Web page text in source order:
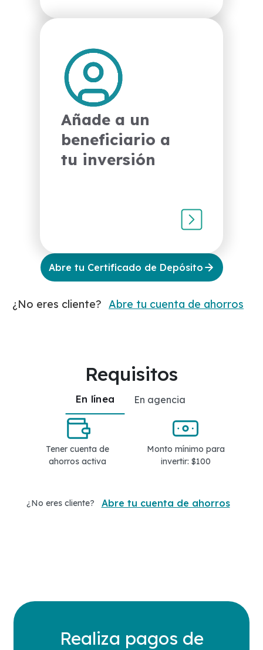
Añade a un
beneficiario a
tu inversión
beneficiario. En
caso de algún
imprevisto, podrá
acceder a los
fondos cuando lo
necesite.*
Abre tu Certificado de Depósito
¿No eres cliente? Abre tu cuenta de ahorros
Requisitos
En línea En agencia
Tener cuenta de
ahorros activa
Monto mínimo para
invertir: $100
¿No eres cliente? Abre tu cuenta de ahorros
Realiza pagos de